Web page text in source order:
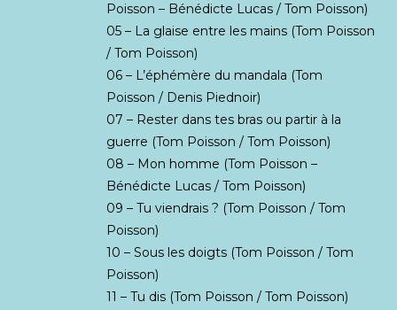
Poisson – Bénédicte Lucas / Tom Poisson)
05 – La glaise entre les mains (Tom Poisson
/ Tom Poisson)
06 – L’éphémère du mandala (Tom
Poisson / Denis Piednoir)
07 – Rester dans tes bras ou partir à la
guerre (Tom Poisson / Tom Poisson)
08 – Mon homme (Tom Poisson –
Bénédicte Lucas / Tom Poisson)
09 – Tu viendrais ? (Tom Poisson / Tom
Poisson)
10 – Sous les doigts (Tom Poisson / Tom
Poisson)
11 – Tu dis (Tom Poisson / Tom Poisson)